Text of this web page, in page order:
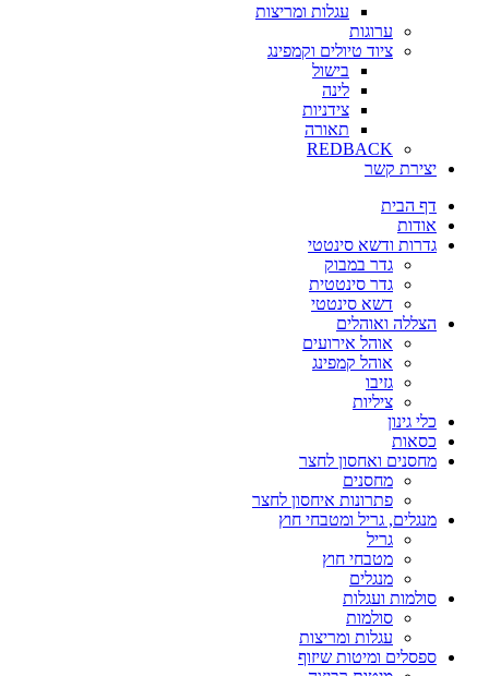
עגלות ומריצות
ערוגות
ציוד טיולים וקמפינג
בישול
לינה
צידניות
תאורה
REDBACK
יצירת קשר
דף הבית
אודות
גדרות ודשא סינטטי
גדר במבוק
גדר סינטטית
דשא סינטטי
הצללה ואוהלים
אוהל אירועים
אוהל קמפינג
גזיבו
ציליות
כלי גינון
כסאות
מחסנים ואחסון לחצר
מחסנים
פתרונות איחסון לחצר
מנגלים, גריל ומטבחי חוץ
גריל
מטבחי חוץ
מנגלים
סולמות ועגלות
סולמות
עגלות ומריצות
ספסלים ומיטות שיזוף